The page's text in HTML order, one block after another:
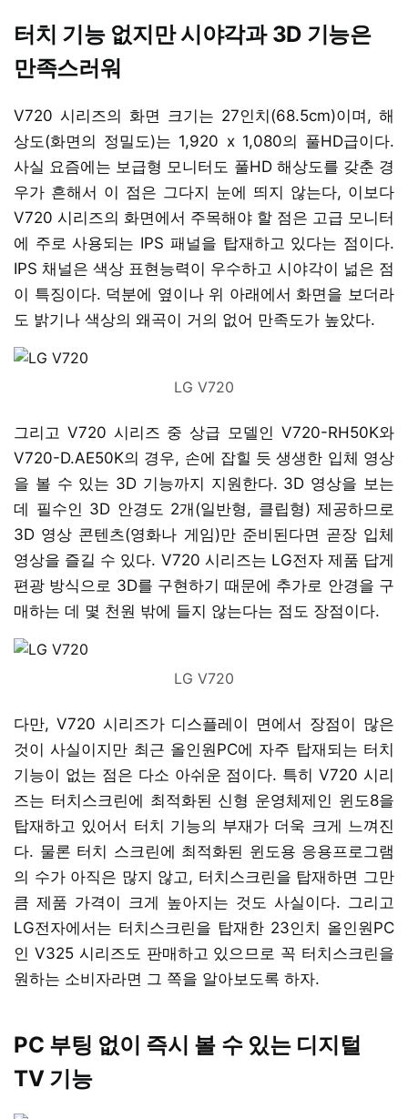
터치 기능 없지만 시야각과 3D 기능은
만족스러워
V720 시리즈의 화면 크기는 27인치(68.5cm)이며, 해
상도(화면의 정밀도)는 1,920 x 1,080의 풀HD급이다.
사실 요즘에는 보급형 모니터도 풀HD 해상도를 갖춘 경
우가 흔해서 이 점은 그다지 눈에 띄지 않는다, 이보다
V720 시리즈의 화면에서 주목해야 할 점은 고급 모니터
에 주로 사용되는 IPS 패널을 탑재하고 있다는 점이다.
IPS 채널은 색상 표현능력이 우수하고 시야각이 넒은 점
이 특징이다. 덕분에 옆이나 위 아래에서 화면을 보더라
도 밝기나 색상의 왜곡이 거의 없어 만족도가 높았다.
LG V720
그리고 V720 시리즈 중 상급 모델인 V720-RH50K와
V720-D.AE50K의 경우, 손에 잡힐 듯 생생한 입체 영상
을 볼 수 있는 3D 기능까지 지원한다. 3D 영상을 보는
데 필수인 3D 안경도 2개(일반형, 클립형) 제공하므로
3D 영상 콘텐츠(영화나 게임)만 준비된다면 곧장 입체
영상을 즐길 수 있다. V720 시리즈는 LG전자 제품 답게
편광 방식으로 3D를 구현하기 때문에 추가로 안경을 구
매하는 데 몇 천원 밖에 들지 않는다는 점도 장점이다.
LG V720
다만, V720 시리즈가 디스플레이 면에서 장점이 많은
것이 사실이지만 최근 올인원PC에 자주 탑재되는 터치
기능이 없는 점은 다소 아쉬운 점이다. 특히 V720 시리
즈는 터치스크린에 최적화된 신형 운영체제인 윈도8을
탑재하고 있어서 터치 기능의 부재가 더욱 크게 느껴진
다. 물론 터치 스크린에 최적화된 윈도용 응용프로그램
의 수가 아직은 많지 않고, 터치스크린을 탑재하면 그만
큼 제품 가격이 크게 높아지는 것도 사실이다. 그리고
LG전자에서는 터치스크린을 탑재한 23인치 올인원PC
인 V325 시리즈도 판매하고 있으므로 꼭 터치스크린을
원하는 소비자라면 그 쪽을 알아보도록 하자.
PC 부팅 없이 즉시 볼 수 있는 디지털
TV 기능